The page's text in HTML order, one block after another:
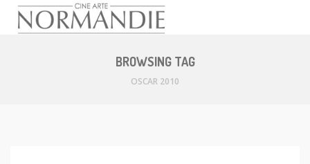
BROWSING TAG
OSCAR 2010